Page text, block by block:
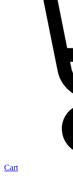
Cart